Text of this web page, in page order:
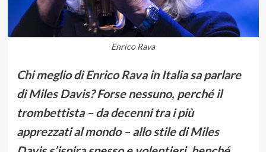
Enrico Rava
Chi meglio di Enrico Rava in Italia sa parlare
di Miles Davis? Forse nessuno, perché il
trombettista – da decenni tra i più
apprezzati al mondo – allo stile di Miles